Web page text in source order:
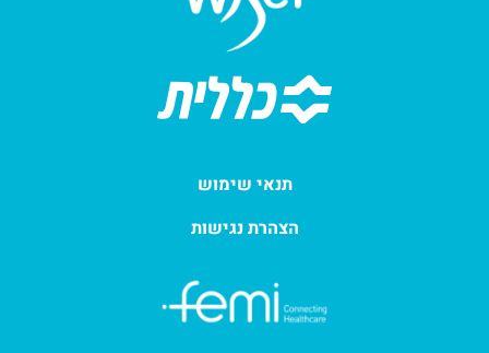
תנאי שימוש
הצהרת נגישות